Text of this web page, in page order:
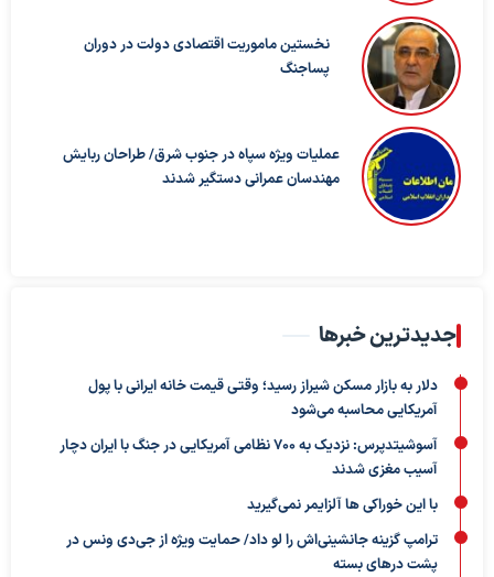
نخستین ماموریت اقتصادی دولت در دوران
پساجنگ
عملیات ویژه سپاه در جنوب شرق/ طراحان ربایش
مهندسان عمرانی دستگیر شدند
جدیدترین خبرها
دلار به بازار مسکن شیراز رسید؛ وقتی قیمت خانه ایرانی با پول
آمریکایی محاسبه می‌شود
آسوشیتدپرس: نزدیک به ۷۰۰ نظامی آمریکایی در جنگ با ایران دچار
آسیب مغزی شدند
با این خوراکی ها آلزایمر نمی‌گیرید
ترامپ گزینه جانشینی‌اش را لو داد/ حمایت ویژه از جی‌دی ونس در
پشت درهای بسته